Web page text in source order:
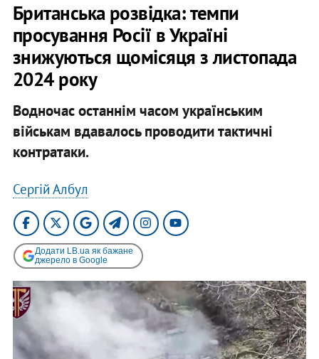
Британська розвідка: темпи
просування Росії в Україні
знижуються щомісяця з листопада
2024 року
Водночас останнім часом українським
військам вдавалось проводити тактичні
контратаки.
Сергій Албул
Додати LB.ua як бажане
джерело в Google